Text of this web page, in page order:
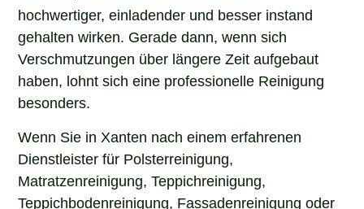
hochwertiger, einladender und besser instand
gehalten wirken. Gerade dann, wenn sich
Verschmutzungen über längere Zeit aufgebaut
haben, lohnt sich eine professionelle Reinigung
besonders.
Wenn Sie in Xanten nach einem erfahrenen
Dienstleister für Polsterreinigung,
Matratzenreinigung, Teppichreinigung,
Teppichbodenreinigung, Fassadenreinigung oder